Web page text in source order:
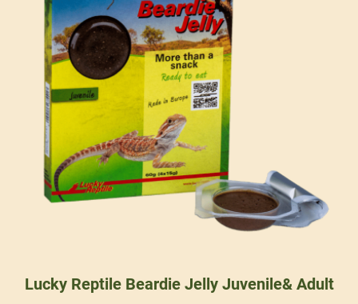
Lucky Reptile Beardie Jelly Juvenile& Adult